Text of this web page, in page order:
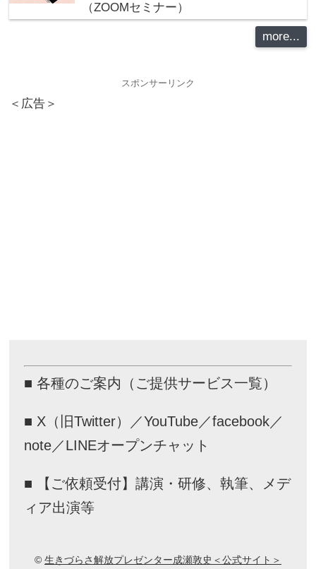
（ZOOMセミナー）
more...
スポンサーリンク
＜広告＞
■ 各種のご案内（ご提供サービス一覧）
■ X（旧Twitter）／YouTube／facebook／
note／LINEオープンチャット
■ 【ご依頼受付】講演・研修、執筆、メデ
ィア出演等
© 生きづらさ解放プレゼンター成瀬敦史＜公式サイト＞